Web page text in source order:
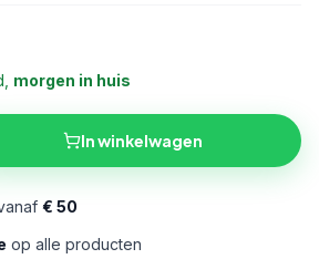
morgen in huis
In winkelwagen
€ 50
op alle producten